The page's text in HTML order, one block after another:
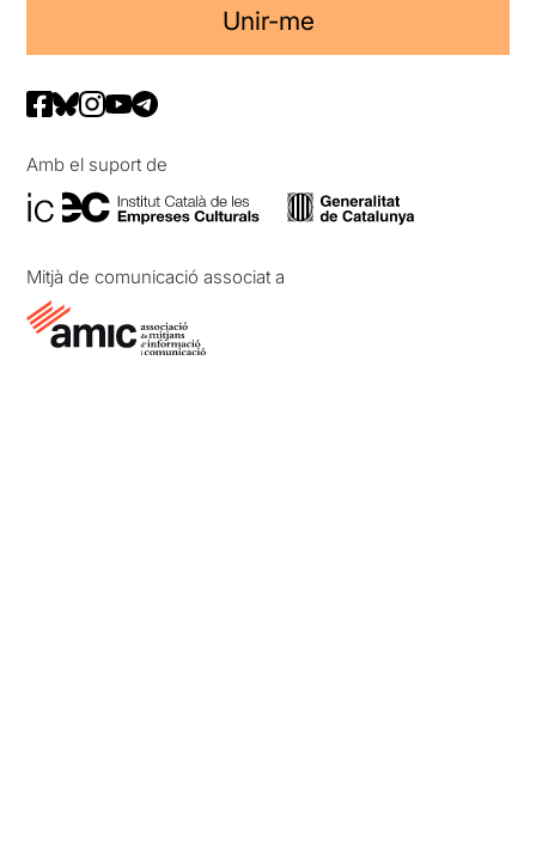
Unir-me
Amb el suport de
Mitjà de comunicació associat a